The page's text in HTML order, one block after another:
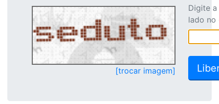
[trocar imagem]
Digite
lado no